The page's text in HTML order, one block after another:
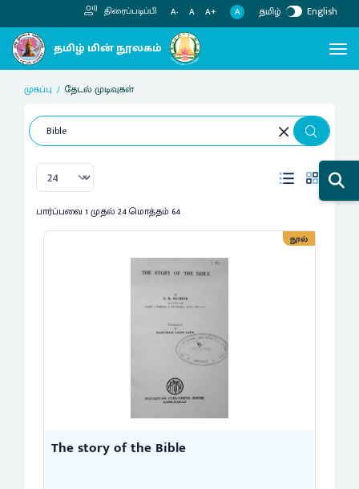
திரைப்படிப்பி A- A A+ A தமிழ் English
முகப்பு தேடல் முடிவுகள்
பார்ப்பவை 1 முதல் 24 மொத்தம் 64
நூல்
The story of the Bible